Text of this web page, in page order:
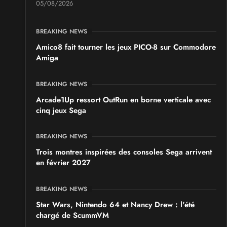
05/08/2026
BREAKING NEWS
Amico8 fait tourner les jeux PICO-8 sur Commodore
Amiga
BREAKING NEWS
Arcade1Up ressort OutRun en borne verticale avec
cinq jeux Sega
BREAKING NEWS
Trois montres inspirées des consoles Sega arrivent
en février 2027
BREAKING NEWS
Star Wars, Nintendo 64 et Nancy Drew : l'été
chargé de ScummVM